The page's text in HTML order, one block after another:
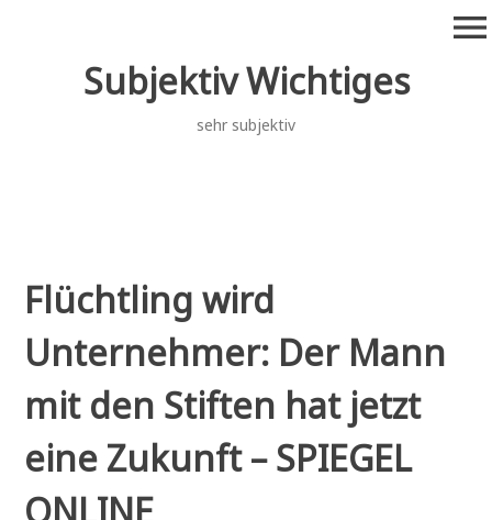
Subjektiv Wichtiges
sehr subjektiv
menu
Flüchtling wird
Unternehmer: Der Mann
mit den Stiften hat jetzt
eine Zukunft – SPIEGEL